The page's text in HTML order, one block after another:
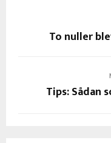
To nuller
Tips: Sådan